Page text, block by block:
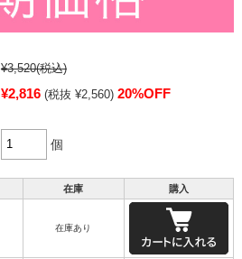
¥3,520(税込)
¥2,816 (税抜 ¥2,560) 20%OFF
個
在庫 購入
在庫あり